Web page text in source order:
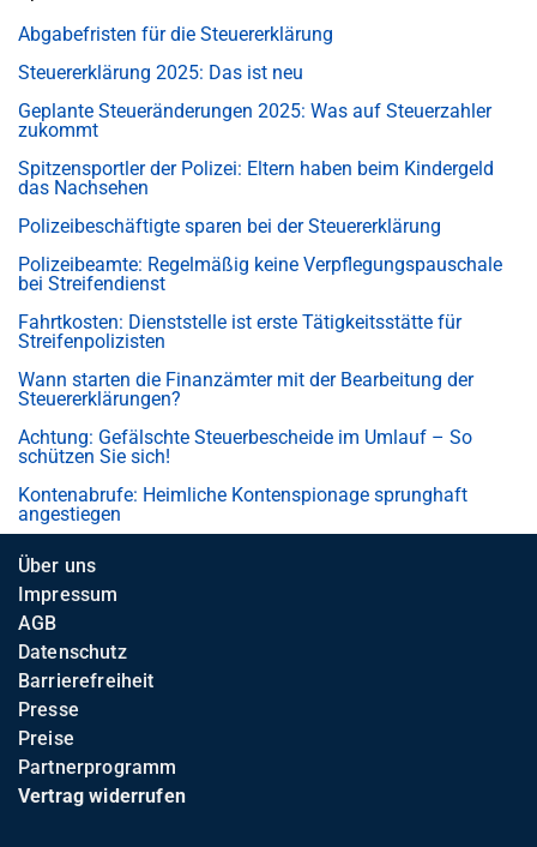
Abgabefristen für die Steuererklärung
Steuererklärung 2025: Das ist neu
Geplante Steueränderungen 2025: Was auf Steuerzahler
zukommt
Spitzensportler der Polizei: Eltern haben beim Kindergeld
das Nachsehen
Polizeibeschäftigte sparen bei der Steuererklärung
Polizeibeamte: Regelmäßig keine Verpflegungspauschale
bei Streifendienst
Fahrtkosten: Dienststelle ist erste Tätigkeitsstätte für
Streifenpolizisten
Wann starten die Finanzämter mit der Bearbeitung der
Steuererklärungen?
Achtung: Gefälschte Steuerbescheide im Umlauf – So
schützen Sie sich!
Kontenabrufe: Heimliche Kontenspionage sprunghaft
angestiegen
Über uns
Impressum
AGB
Datenschutz
Barrierefreiheit
Presse
Preise
Partnerprogramm
Vertrag widerrufen